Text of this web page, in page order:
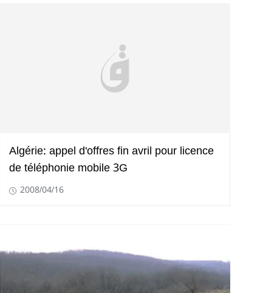
Algérie: appel d'offres fin avril pour licence
de téléphonie mobile 3G
2008/04/16